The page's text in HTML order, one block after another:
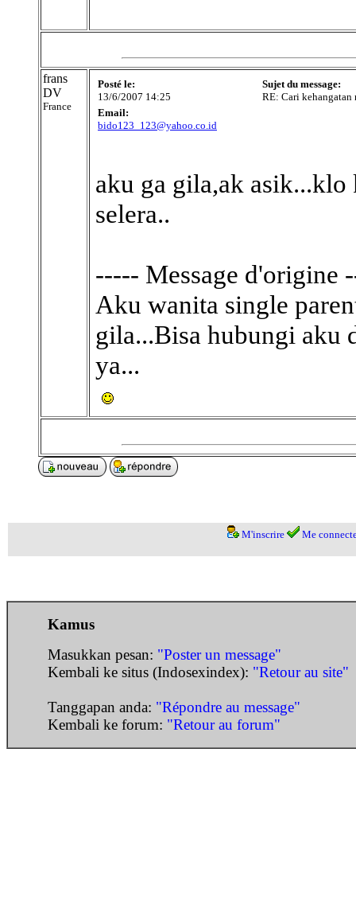
frans
DV
France
Posté le:
13/6/2007 14:25
Sujet du message:
RE: Cari kehangatan
Email:
bido123_123@yahoo.co.id
aku ga gila,ak
selera..
----- Message d'origine
Aku wanita single
gila...Bisa hubungi aku
ya...
M'inscrire Me
Kamus
Masukkan pesan: "Poster un message"
Kembali ke situs (Indosexindex): "Retour au site"
Tanggapan anda: "Répondre au message"
Kembali ke forum: "Retour au forum"